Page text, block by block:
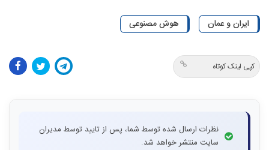
ایران و عمان هوش مصنوعی
کپی لینک کوتاه
نظرات ارسال شده توسط شما، پس از تایید توسط مدیران
سایت منتشر خواهد شد.